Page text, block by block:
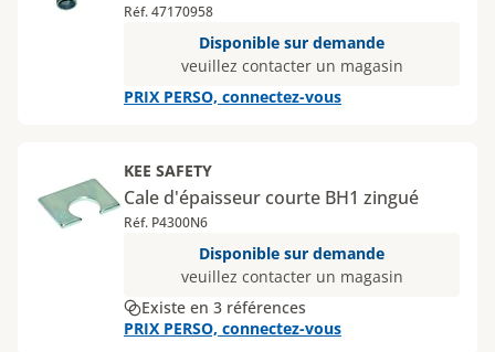
Réf. 47170958
Disponible sur demande
veuillez contacter un magasin
PRIX PERSO, connectez-vous
KEE SAFETY
Cale d'épaisseur courte BH1 zingué
Réf. P4300N6
Disponible sur demande
veuillez contacter un magasin
Existe en 3 références
PRIX PERSO, connectez-vous